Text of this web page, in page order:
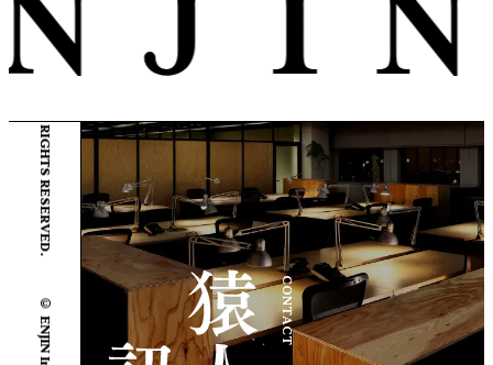
© ENJIN Inc. ALL RIGHTS RESERVED.
CONTACT